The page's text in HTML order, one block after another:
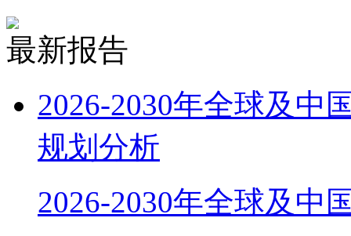
最新报告
2026-2030年全球及中
规划分析
2026-2030年全球及中